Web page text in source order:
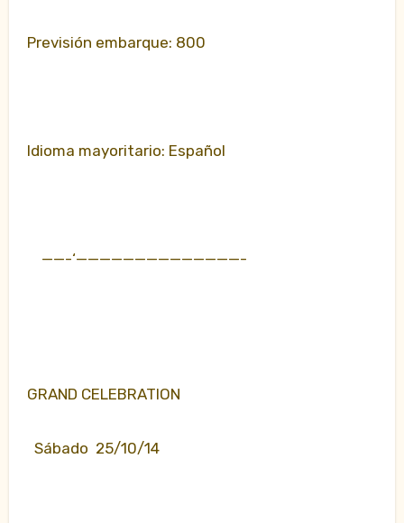
Previsión embarque: 800
Idioma mayoritario: Español
——-‘——————————————-
GRAND CELEBRATION
Sábado 25/10/14